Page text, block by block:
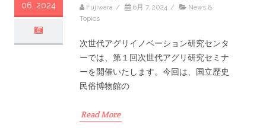
06, 2024 Fujiwara / 6月 7, 2024 /
News &
Topics
次世代アグリイノベーション研究センタ
ーでは、第１回次世代アグリ研究セミナ
ーを開催いたします。今回は、国立歴史
民俗博物館の
Read More